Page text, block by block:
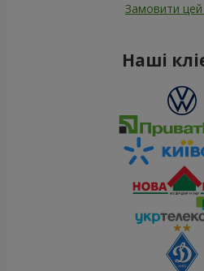
Замовити
Наші